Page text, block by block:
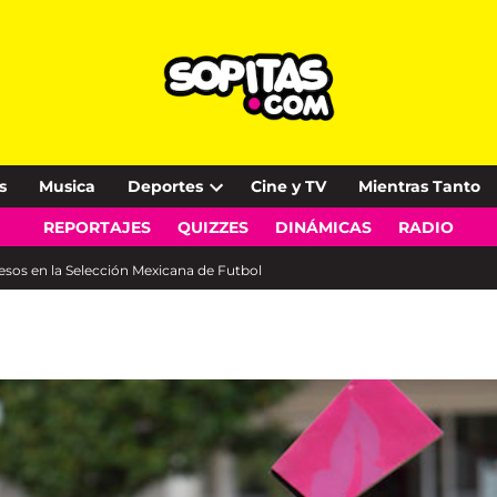
Musica Deportes
Open
dropdown
Cine y TV Mientras Tanto
REPORTAJES QUIZZES DINÁMICAS RADIO
en la Selección Mexicana de Futbol